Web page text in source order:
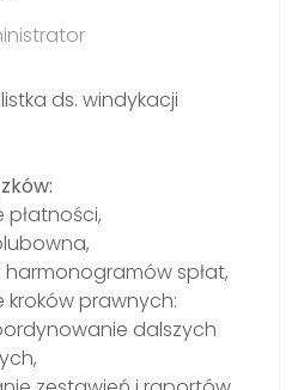
ds. windykacji
spłat,
kroków prawnych:
dalszych